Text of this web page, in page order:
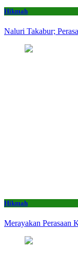
Hikmah
Naluri Takabur;
Hikmah
Merayakan Perasaan